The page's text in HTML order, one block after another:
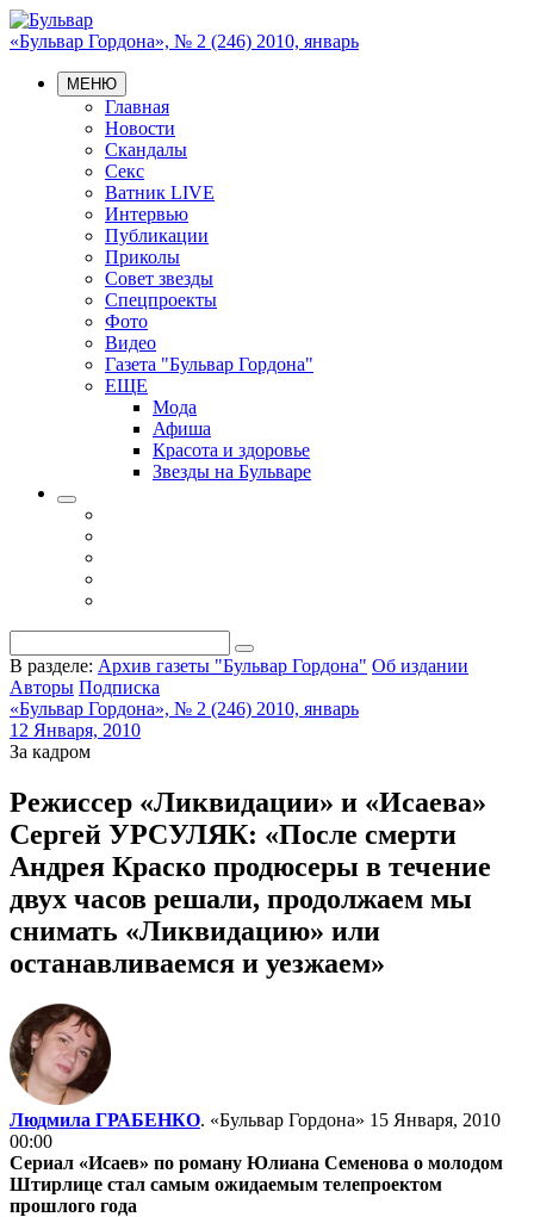
«Бульвар Гордона», № 2 (246) 2010, январь
МЕНЮ
Главная
Новости
Скандалы
Секс
Ватник LIVE
Интервью
Публикации
Приколы
Совет звезды
Спецпроекты
Фото
Видео
Газета "Бульвар Гордона"
ЕЩЕ
Мода
Афиша
Красота и здоровье
Звезды на Бульваре
В разделе: Архив газеты "Бульвар Гордона" Об издании
Авторы Подписка
«Бульвар Гордона», № 2 (246) 2010, январь
12 Января, 2010
За кадром
Режиссер «Ликвидации» и «Исаева»
Сергей УРСУЛЯК: «После смерти
Андрея Краско продюсеры в течение
двух часов решали, продолжаем мы
снимать «Ликвидацию» или
останавливаемся и уезжаем»
Людмила ГРАБЕНКО. «Бульвар Гордона» 15 Января, 2010
00:00
Сериал «Исаев» по роману Юлиана Семенова о молодом
Штирлице стал самым ожидаемым телепроектом
прошлого года